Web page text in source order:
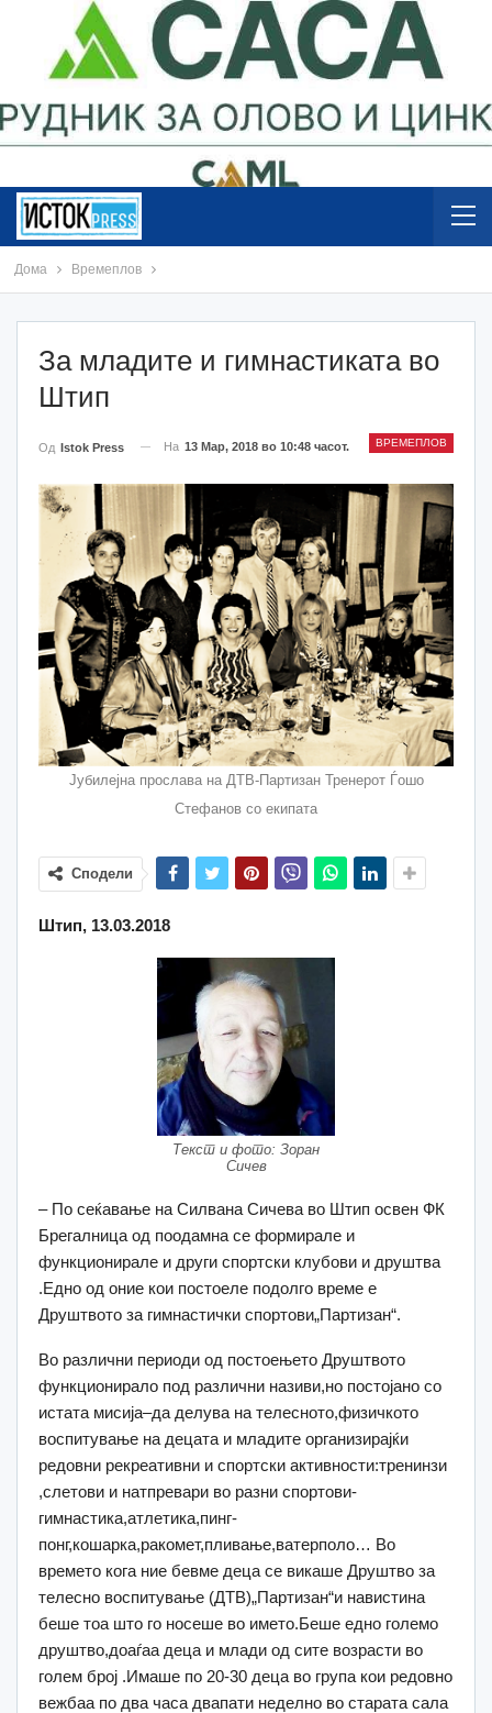
Дома Времеплов
Зa младите и гимнастиката во
Штип
ВРЕМЕПЛОВ
Од Istok Press На 13 Мар, 2018 во 10:48 часот.
Јубилејна прослава на ДТВ-Партизан Тренерот Ѓошо
Стефанов со екипата
Сподели
Штип, 13.03.2018
Текст и фото: Зоран
Сичев
– По сеќавање на Силвана Сичева во Штип освен ФК
Брегалница од поодамна се формирале и
функционирале и други спортски клубови и друштва
.Едно од оние кои постоеле подолго време е
Друштвото за гимнастички спортови„Партизан“.
Во различни периоди од постоењето Друштвото
функционирало под различни називи,но постојано со
истата мисија–да делува на телесното,физичкото
воспитување на децата и младите организирајќи
редовни рекреативни и спортски активности:тренинзи
,слетови и натпревари во разни спортови-
гимнастика,атлетика,пинг-
понг,кошарка,ракомет,пливање,ватерполо… Во
времето кога ние бевме деца се викаше Друштво за
телесно воспитување (ДТВ)„Партизан“и навистина
беше тоа што го носеше во името.Беше едно големо
друштво,доаѓаа деца и млади од сите возрасти во
голем број .Имаше по 20-30 деца во група кои редовно
вежбаа по два часа двапати неделно во старата сала